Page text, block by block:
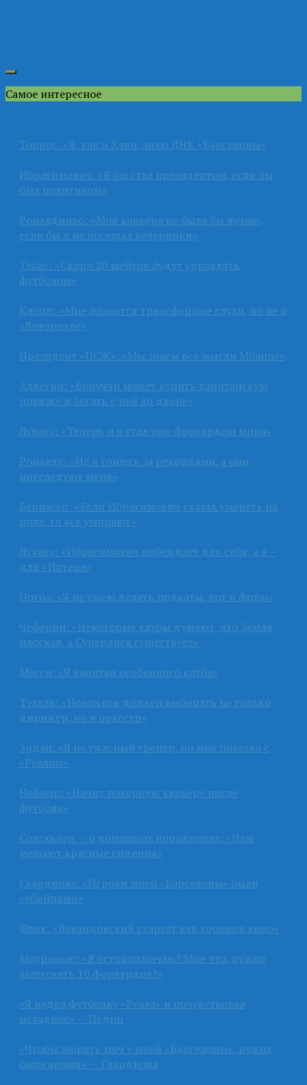
Самое интересное
Торрес: «Я, как и Хави, знаю ДНК «Барселоны»
Ибрагимович: «Я бы стал президентом, если бы
был политиком»
Роналдиньо: «Моя карьера не была бы лучше,
если бы я не посещал вечеринки»
Тебас: «Скоро 20 шейхов будут управлять
футболом»
Клопп: «Мне нравятся трансферные слухи, но не о
«Ливерпуле»
Президент «ПСЖ»: «Мы знаем все мысли Мбаппе»
Аллегри: «Бонуччи может купить капитанскую
повязку и бегать с ней во дворе»
Лукаку: «Теперь и я стал топ-форвардом мира»
Роналду: «Не я гонюсь за рекордами, а они
преследуют меня»
Беннасер: «Если Ибрагимович сказал умереть на
поле, то все умирают»
Лукаку: «Ибрагимович побеждает для себя, а я –
для «Интера»
Погба: «Я не умею делать подкаты, вот и фолю»
Чеферин: «Некоторые клубы думают, что Земля
плоская, а Суперлига существует»
Месси: «Я капитан особенного клуба»
Тухель: «Новичков должен выбирать не только
дирижёр, но и оркестр»
Зидан: «Я не ужасный тренер, но мне повезло с
«Реалом»
Неймар: «Начну покерную карьеру после
футбола»
Солскьяер — о домашних поражениях: «Нам
мешают красные сидения»
Гвардиола: «Игроки моей «Барселоны» были
«убийцами»
Флик: «Левандовский стареет как хорошее вино»
Моуринью: «Я осторожничаю? Мне что, нужно
выпускать 10 форвардов?»
«Я надел футболку «Реала» и почувствовал
неладное» — Педри
«Чтобы забрать мяч у моей «Барселоны», нужна
была армия» — Гвардиола